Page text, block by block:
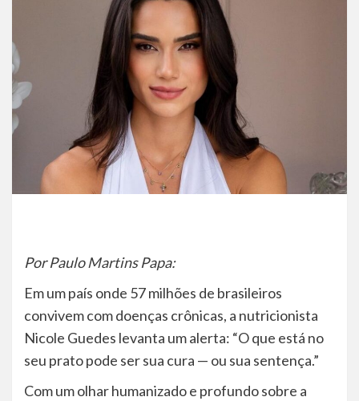
Por Paulo Martins Papa:
Em um país onde 57 milhões de brasileiros
convivem com doenças crônicas, a nutricionista
Nicole Guedes levanta um alerta: “O que está no
seu prato pode ser sua cura — ou sua sentença.”
Com um olhar humanizado e profundo sobre a